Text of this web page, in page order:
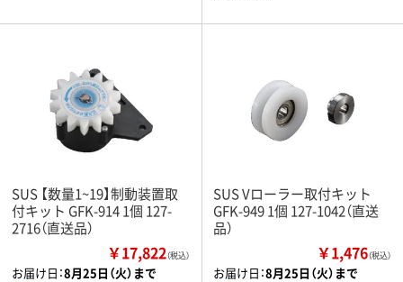
SUS 【数量1~19】制動装置取
付キット GFK-914 1個 127-
2716（直送品）
￥17,822（税込）
お届け日：8月25日（火）まで
SUS Vローラー取付キット
GFK-949 1個 127-1042（直送
品）
￥1,476（税込）
お届け日：8月25日（火）まで